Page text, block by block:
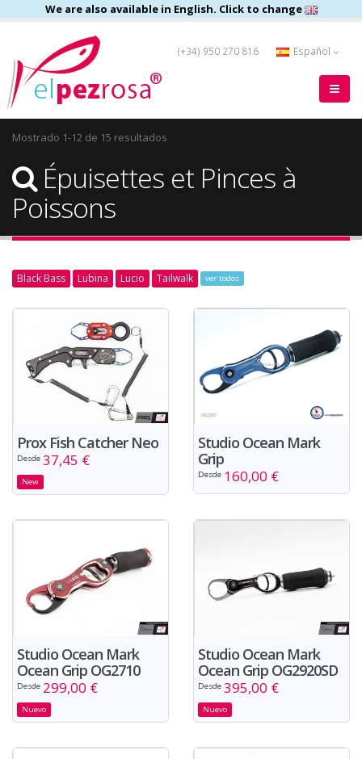
We are also available in English. Click to change
(+34) 950 270 816 Español
Mostrado 1-12 de 15 resultados
Épuisettes et Pinces à
Poissons
Black Bass Lubina Lucio Tailwalk ver todos
Prox Fish Catcher Neo
Desde 37,45 €
New
Studio Ocean Mark
Grip
Desde 160,00 €
Studio Ocean Mark
Ocean Grip OG2710
Desde 299,00 €
Nuevo
Studio Ocean Mark
Ocean Grip OG2920SD
Desde 395,00 €
Nuevo